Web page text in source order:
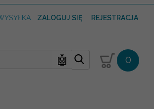
ZALOGUJ SIĘ REJESTRACJA
🤖 0